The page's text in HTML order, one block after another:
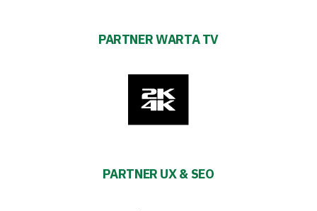
PARTNER WARTA TV
PARTNER UX & SEO